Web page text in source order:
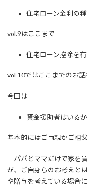
住宅ローン金利の
vol.9はここまで
住宅ローン控除を
vol.10ではここまでのお話
今回は
資金援助者はいるか
基本的にはご両親かご祖
パパとママだけで家を
が、ご自身らのお考えと
や贈与を考えている場合